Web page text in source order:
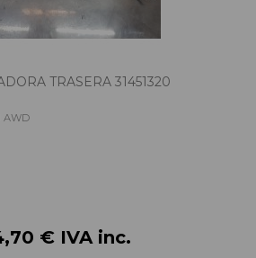
TRASERA 31451320
AWD
€ IVA inc.